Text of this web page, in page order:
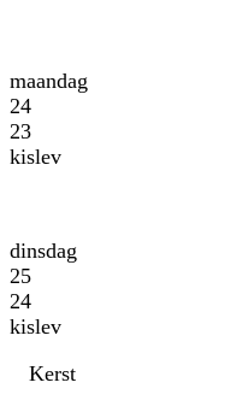
maandag
24
23
kislev
dinsdag
25
24
kislev
Kerst